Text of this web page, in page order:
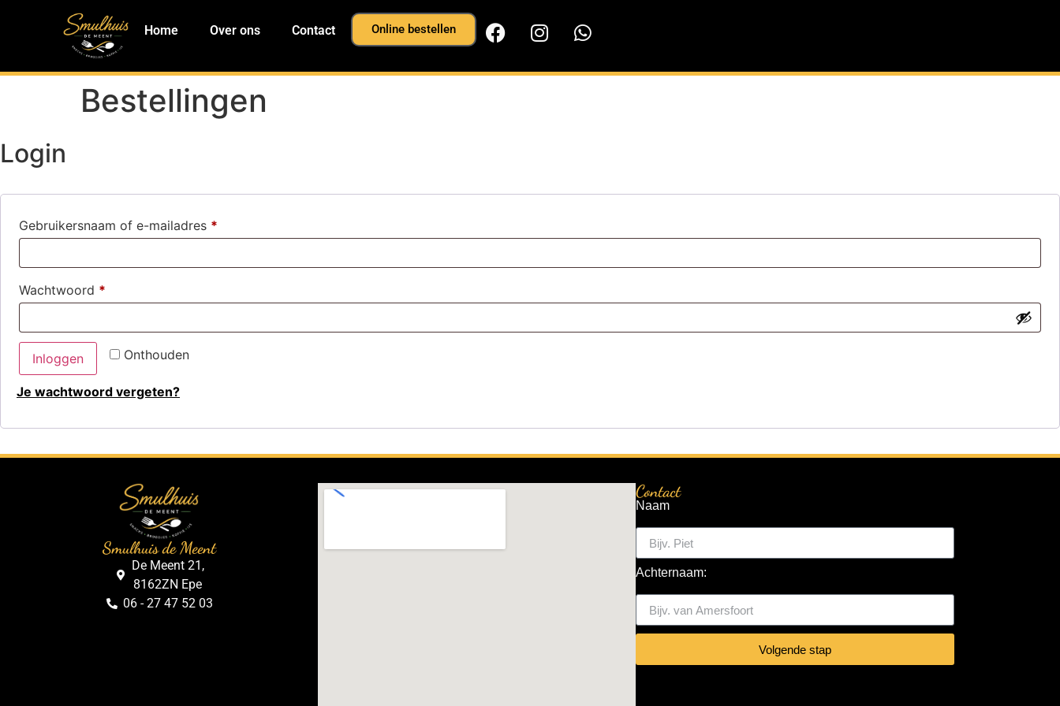
Home Over ons Contact Online bestellen
Bestellingen
Login
Gebruikersnaam of e-mailadres *
Wachtwoord *
Onthouden
Inloggen
Je wachtwoord vergeten?
Smulhuis de Meent
De Meent 21,
8162ZN Epe
06 - 27 47 52 03
Contact
Naam
Achternaam:
Volgende stap